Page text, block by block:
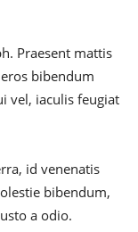
Praesent mattis
bibendum
vel, iaculis feugiat
id venenatis
bibendum,
a odio.